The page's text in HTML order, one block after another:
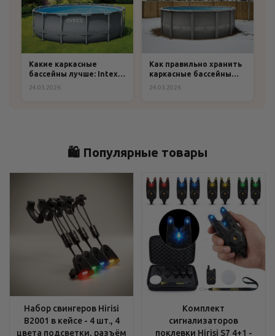
Какие каркасные
бассейны лучше: Intex
или Bestway?
24.03.2026
Как правильно хранить
каркасные бассейны
зимой: пошаговая
24.03.2026
🛍️ Популярные товары
Набор свингеров Hirisi
B2001 в кейсе - 4 шт., 4
цвета подсветки, разъём
Комплект
сигнализаторов
поклевки Hirisi S7 4+1 -